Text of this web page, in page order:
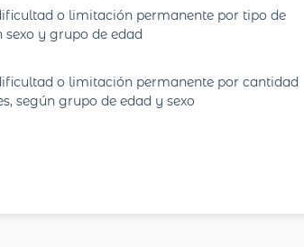
o limitación permanente por tipo de
y grupo de edad
o limitación permanente por cantidad
según grupo de edad y sexo